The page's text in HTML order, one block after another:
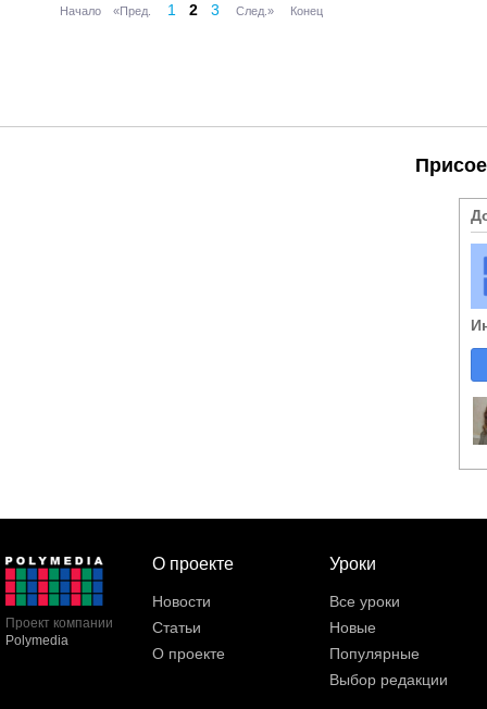
Начало «Пред. 1 2 3 След.» Конец
Проект компании
Polymedia
О проекте
Новости
Статьи
О проекте
Уроки
Все уроки
Новые
Популярные
Выбор редакции